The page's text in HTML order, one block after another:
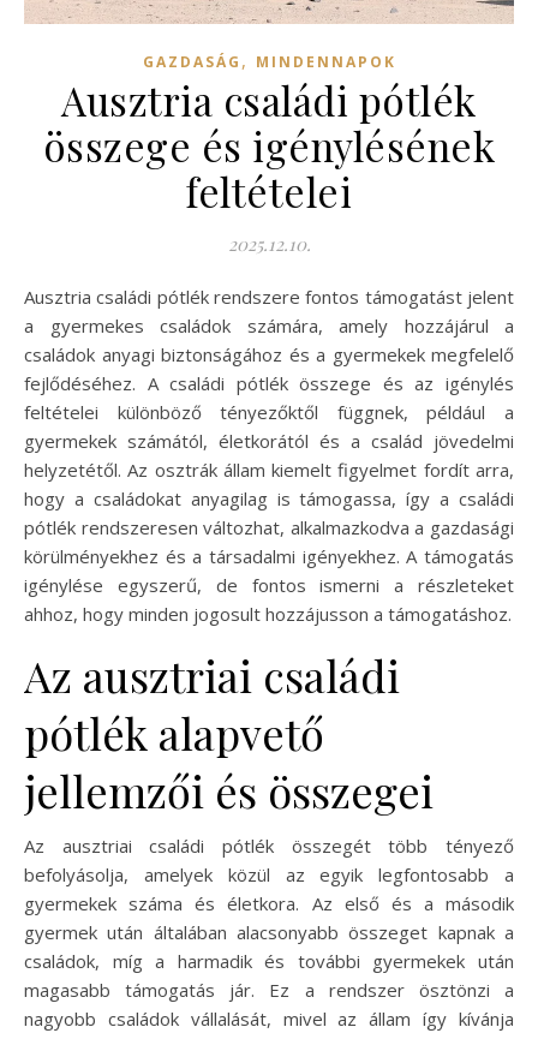
GAZDASÁG , MINDENNAPOK
Ausztria családi pótlék
összege és igénylésének
feltételei
2025.12.10.
Ausztria családi pótlék rendszere fontos támogatást jelent
a gyermekes családok számára, amely hozzájárul a
családok anyagi biztonságához és a gyermekek megfelelő
fejlődéséhez. A családi pótlék összege és az igénylés
feltételei különböző tényezőktől függnek, például a
gyermekek számától, életkorától és a család jövedelmi
helyzetétől. Az osztrák állam kiemelt figyelmet fordít arra,
hogy a családokat anyagilag is támogassa, így a családi
pótlék rendszeresen változhat, alkalmazkodva a gazdasági
körülményekhez és a társadalmi igényekhez. A támogatás
igénylése egyszerű, de fontos ismerni a részleteket
ahhoz, hogy minden jogosult hozzájusson a támogatáshoz.
Az ausztriai családi
pótlék alapvető
jellemzői és összegei
Az ausztriai családi pótlék összegét több tényező
befolyásolja, amelyek közül az egyik legfontosabb a
gyermekek száma és életkora. Az első és a második
gyermek után általában alacsonyabb összeget kapnak a
családok, míg a harmadik és további gyermekek után
magasabb támogatás jár. Ez a rendszer ösztönzi a
nagyobb családok vállalását, mivel az állam így kívánja